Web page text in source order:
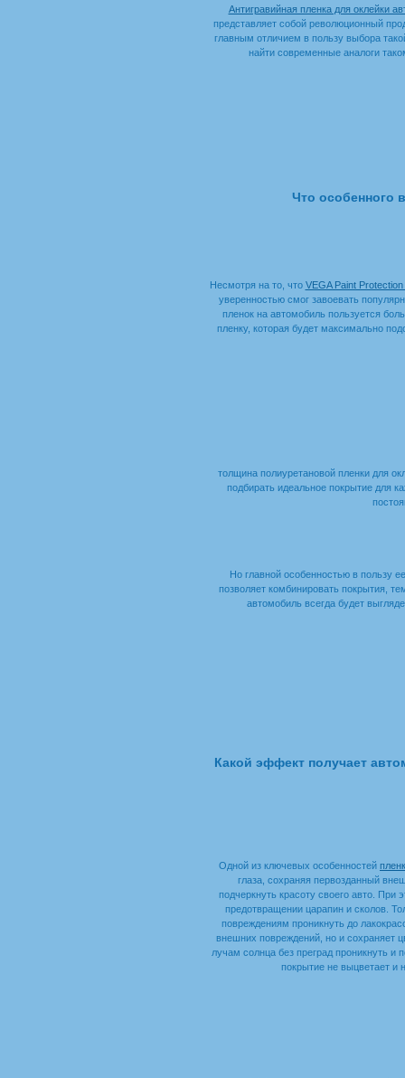
Антигравийная пленка для оклейки
представляет собой революционный
главным отличием в пользу выбора
найти современные аналоги
Что особенного
Несмотря на то, что VEGA Paint Protection
уверенностью смог завоевать
пленок на автомобиль пользуется
пленку, которая будет максимально
толщина полиуретановой пленки для
подбирать идеальное покрытие для
Но главной особенностью в пользу
позволяет комбинировать покрытия,
автомобиль всегда будет
Какой эффект получает
Одной из ключевых особенностей
глаза, сохраняя первозданный
подчеркнуть красоту своего авто. При
предотвращении царапин и сколов.
повреждениям проникнуть до
внешних повреждений, но и сохраняет
лучам солнца без преград проникнуть и
покрытие не выцветает и